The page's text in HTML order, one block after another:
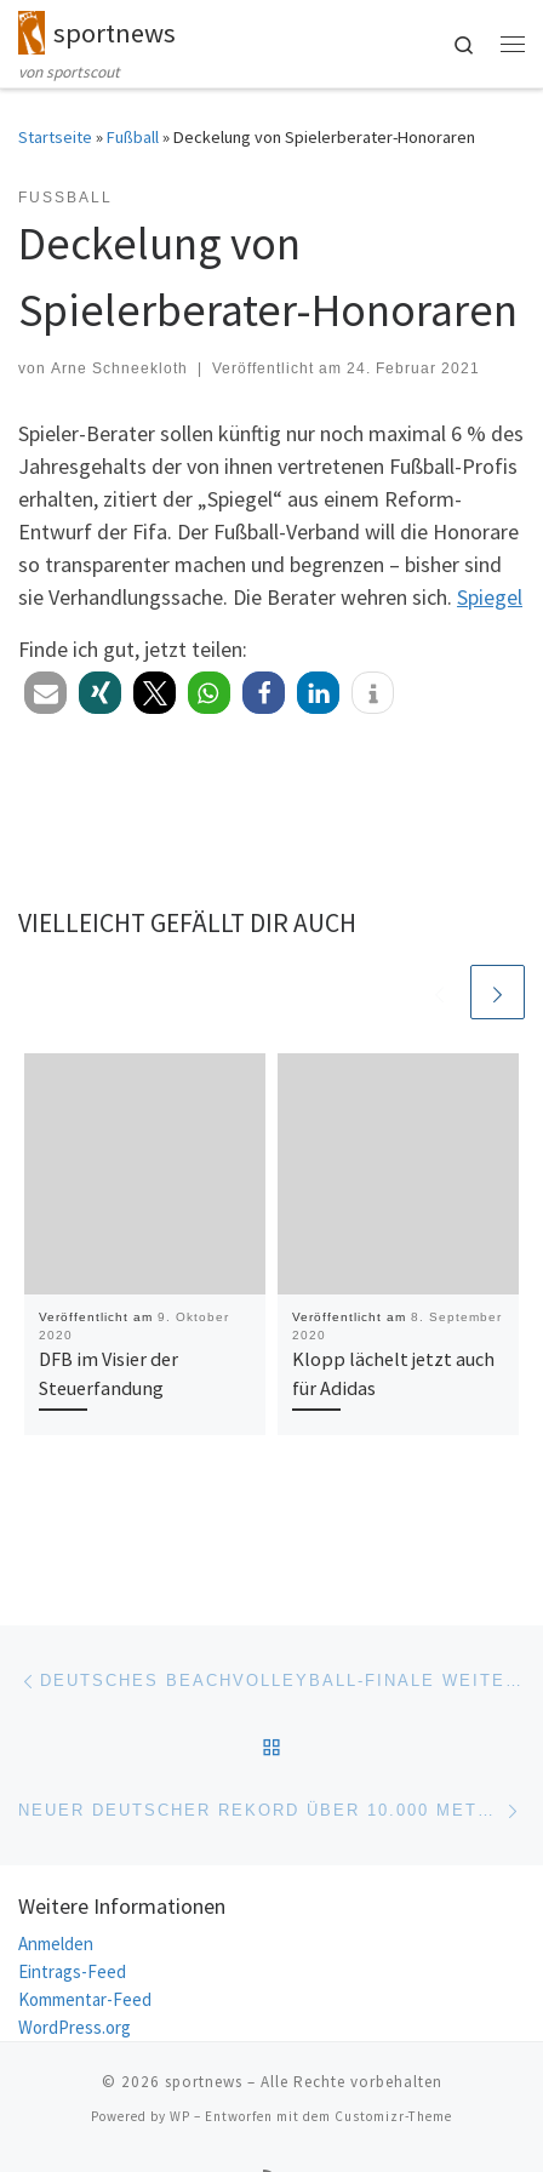
Zum Inhalt springen
sportnews
von sportscout
Search
Startseite »Fußball»Deckelung von Spielerberater-Honoraren
FUSSBALL
Deckelung von
Spielerberater-Honoraren
von Arne Schneekloth | Veröffentlicht am 24. Februar 2021
Spieler-Berater sollen künftig nur noch maximal 6 % des
Jahresgehalts der von ihnen vertretenen Fußball-Profis
erhalten, zitiert der „Spiegel“ aus einem Reform-
Entwurf der Fifa. Der Fußball-Verband will die Honorare
so transparenter machen und begrenzen – bisher sind
sie Verhandlungssache. Die Berater wehren sich. Spiegel
Finde ich gut, jetzt teilen:
VIELLEICHT GEFÄLLT DIR AUCH
Veröffentlicht am 9. Oktober
2020
DFB im Visier der
Steuerfandung
Veröffentlicht am 8. September
2020
Klopp lächelt jetzt auch
für Adidas
Beitragsnavigation DEUTSCHES BEACHVOLLEYBALL-FINALE WEITERHIN IN TIMMENDORFER STRAND
NEUER DEUTSCHER REKORD ÜBER 10.000 METER
Weitere Informationen
Anmelden
Eintrags-Feed
Kommentar-Feed
WordPress.org
© 2026 sportnews – Alle Rechte vorbehalten
Powered by WP – Entworfen mit dem Customizr-Theme